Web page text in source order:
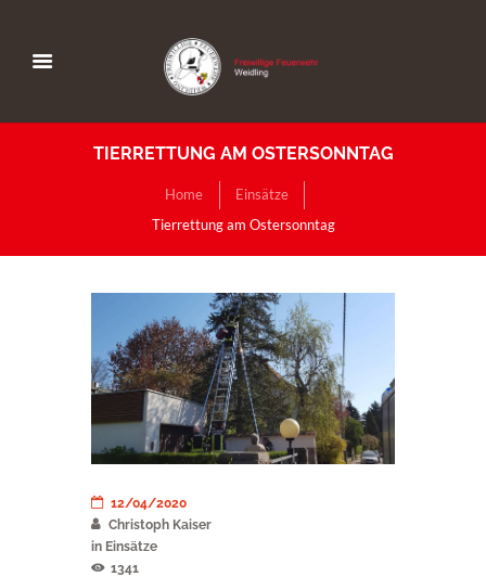
TIERRETTUNG AM OSTERSONNTAG
Home
Einsätze
Tierrettung am Ostersonntag
12/04/2020
Christoph Kaiser
in Einsätze
1341